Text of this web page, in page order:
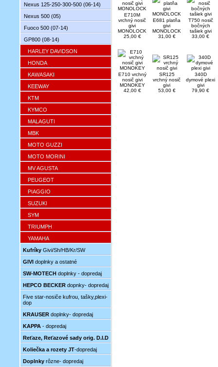
Nexus 125-250-300-500 (06-14)
Nexus 500 (05)
Fuoco 500 (07-14)
GP800 (08-14)
HARLEY DAVIDSON
HONDA
KAWASAKI
KEEWAY
KTM
KYMCO
MALAGUTI
MBK
MOTO GUZZI
MOTO MORINI
MV AGUSTA
PEUGEOT
PIAGGIO
SUZUKI
SYM
TRIUMPH
YAMAHA
Kufríky Givi/Sh/HB/Kr/SW
GIVI doplnky a ostatné
SW-MOTECH doplnky - dopredaj
HEPCO BECKER dopnky- dopredaj
Five star-nosiče kufrou, tašky,plexi-
dop
KRAUSER doplnky- dopredaj
KAPPA - dopredaj
Reťaze, Reťazové sady orig. D.I.D
Koliečka a rozety JT-dopredaj
Doplnky rôzne- dopredaj
E710M
vrchný nosič
givi
MONOLOCK
25,00 €
E681 platňa
givi
MONOLOCK
31,00 €
T750 nosič
bočných
tašiek givi
33,00 €
E710 vrchný
nosič givi
MONOKEY
42,00 €
SR125
vrchný nosič
givi
53,00 €
340D
dymové plexi
givi
79,90 €